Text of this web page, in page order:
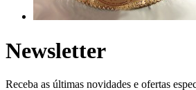
Newsletter
Receba as últimas novidades e ofertas